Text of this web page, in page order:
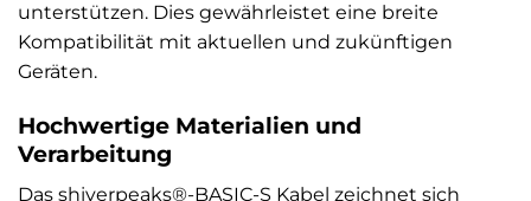
unterstützen. Dies gewährleistet eine breite
Kompatibilität mit aktuellen und zukünftigen
Geräten.
Hochwertige Materialien und
Verarbeitung
Das shiverpeaks®-BASIC-S Kabel zeichnet sich